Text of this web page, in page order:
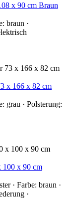
x 90 cm Braun
braun ·
x 166 x 82 cm
grau · Polsterung:
100 x 90 cm
· Farbe: braun ·
·